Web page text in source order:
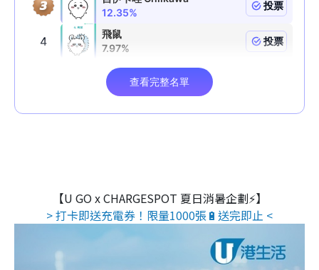
【U GO x CHARGESPOT 夏日消暑企劃⚡】
> 打卡即送充電券！限量1000張🔋送完即止 <